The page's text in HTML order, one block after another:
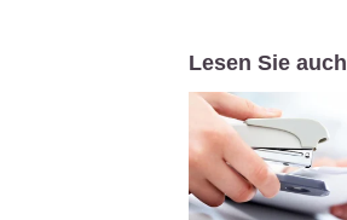
Lesen Sie auch